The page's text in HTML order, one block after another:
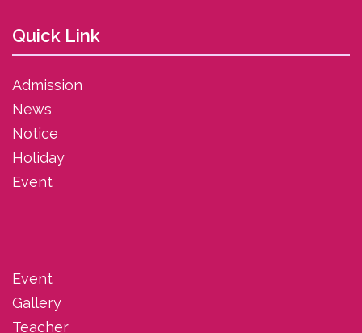
Quick Link
Admission
News
Notice
Holiday
Event
Event
Gallery
Teacher